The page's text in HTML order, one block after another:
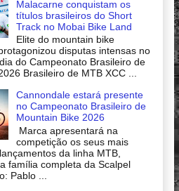
Malacarne conquistam os
títulos brasileiros do Short
Track no Mobai Bike Land
Elite do mountain bike
disputas intensas no
do Campeonato Brasileiro de
Brasileiro de MTB XCC ...
Cannondale estará presente
no Campeonato Brasileiro de
Mountain Bike 2026
Marca apresentará na
competição os seus mais
da linha MTB,
família completa da Scalpel
Pablo ...